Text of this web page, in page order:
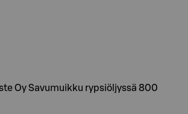
Oy Savumuikku rypsiöljyssä 800